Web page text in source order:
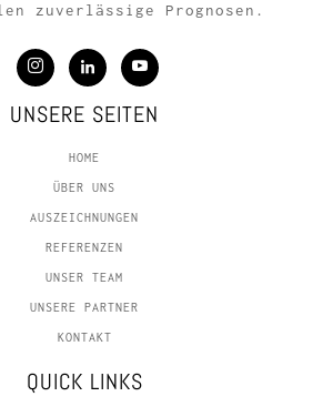
zuverlässige Prognosen.
UNSERE SEITEN
HOME
ÜBER UNS
AUSZEICHNUNGEN
REFERENZEN
UNSER TEAM
UNSERE PARTNER
KONTAKT
QUICK LINKS